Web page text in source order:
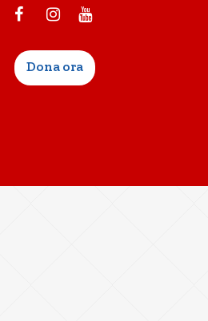
Dona ora